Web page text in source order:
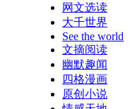
网文选读
大千世界
See the world
文摘阅读
幽默趣闻
四格漫画
原创小说